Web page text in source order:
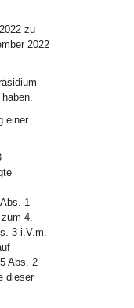
zu
2022
einer
1
4.
3 i.V.m.
Abs. 2
dieser